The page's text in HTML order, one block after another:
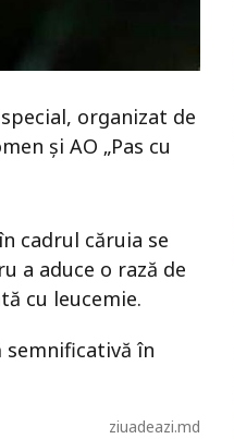
organizat de
și AO „Pas cu
cadrul căruia se
a aduce o rază de
cu leucemie.
în
ziuadeazi.md